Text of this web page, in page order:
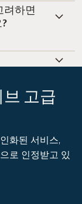
려하면
고급
화된 서비스,
로 인정받고 있